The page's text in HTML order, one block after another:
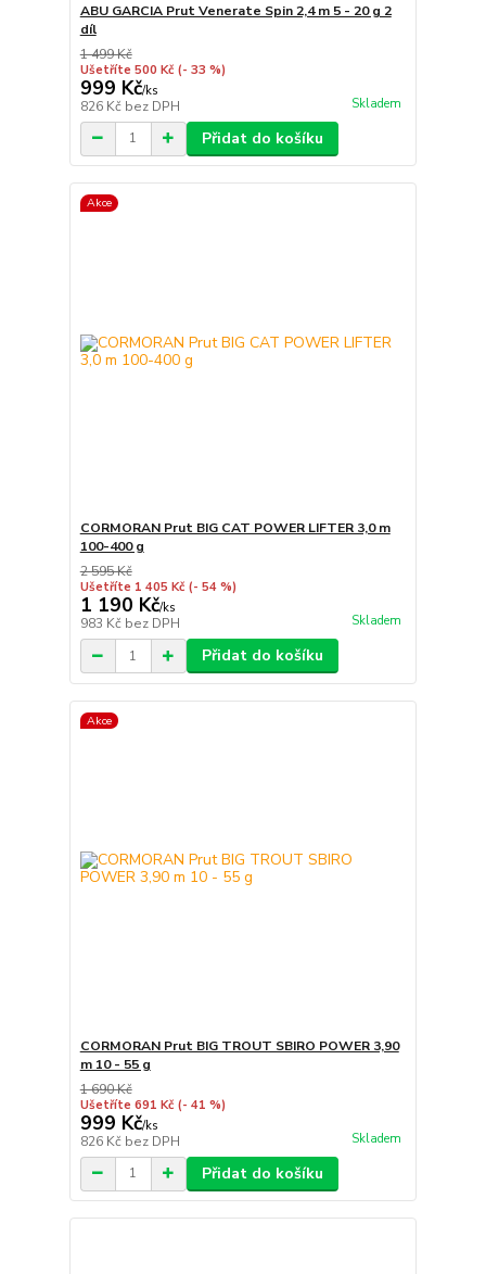
ABU GARCIA Prut Venerate Spin 2,4 m 5 - 20 g 2
díl
1 499 Kč
Ušetříte 500 Kč (- 33 %)
999 Kč/ks
826 Kč bez DPH Skladem
Přidat do košíku
Akce
CORMORAN Prut BIG CAT POWER LIFTER 3,0 m
100-400 g
2 595 Kč
Ušetříte 1 405 Kč (- 54 %)
1 190 Kč/ks
983 Kč bez DPH Skladem
Přidat do košíku
Akce
CORMORAN Prut BIG TROUT SBIRO POWER 3,90
m 10 - 55 g
1 690 Kč
Ušetříte 691 Kč (- 41 %)
999 Kč/ks
826 Kč bez DPH Skladem
Přidat do košíku